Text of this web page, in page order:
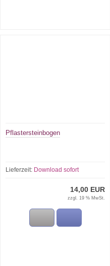
Pflastersteinbogen
Lieferzeit: Download sofort
14,00 EUR
zzgl. 19 % MwSt.